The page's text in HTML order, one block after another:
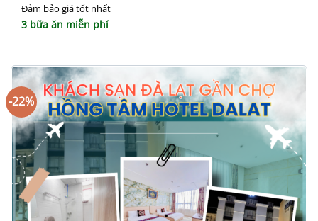
Đảm bảo giá tốt nhất
3 bữa ăn miễn phí
-22%